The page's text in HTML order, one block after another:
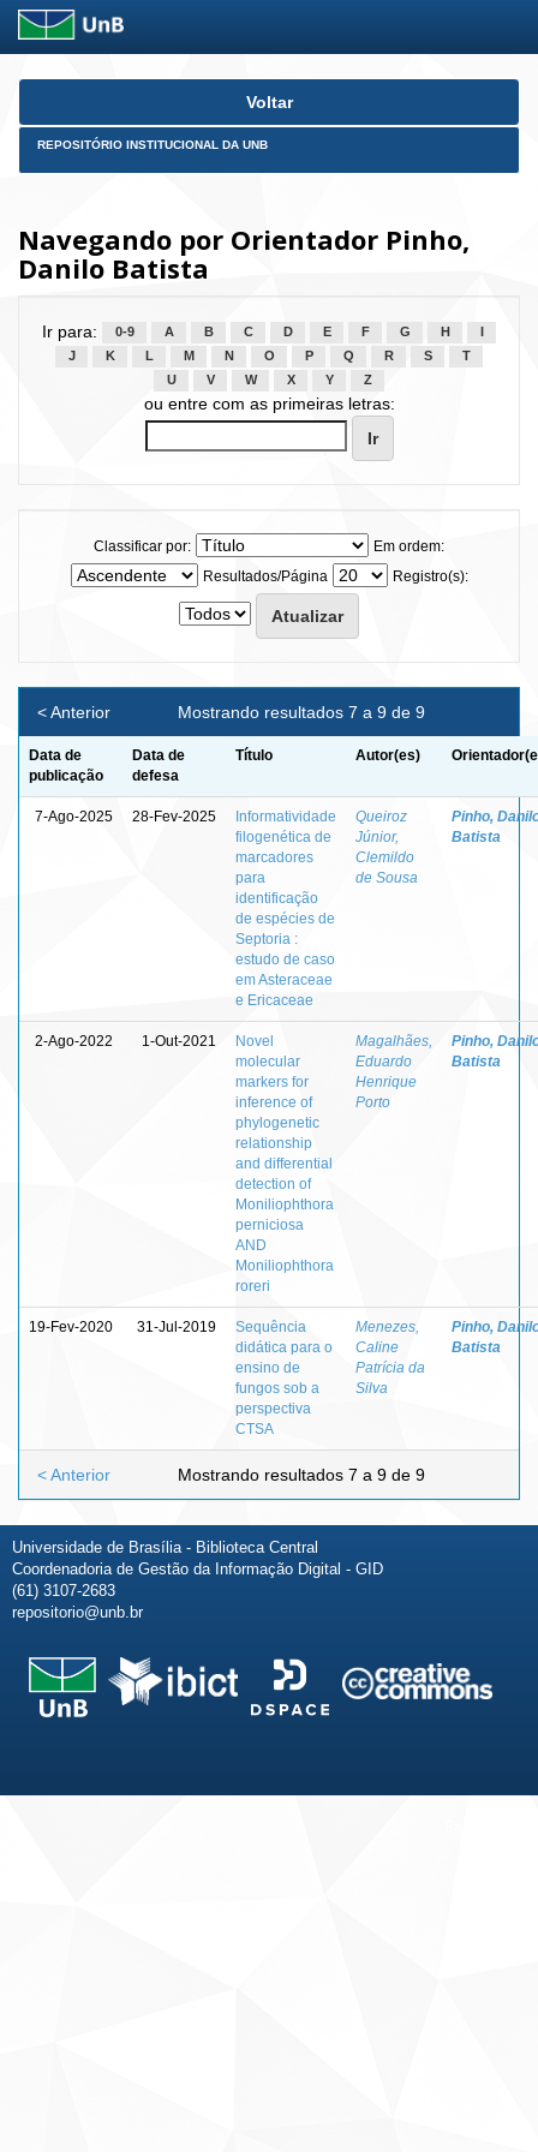
Skip
Voltar
REPOSITÓRIO INSTITUCIONAL DA UNB
Navegando por Orientador Pinho,
Danilo Batista
Ir para: 0-9 A B C D E F G H
J
K L M N O P Q R S
T
U
V W X Y Z
ou entre com as primeiras letras:
Classificar por:
Em ordem:
Resultados/Página
Registro(s):
Mostrando resultados 7 a 9 de 9
< Anterior
Data de
publicação
Data de
defesa
Título Autor(es)
7-Ago-2025 28-Fev-2025
Informatividade
filogenética de
marcadores
para
identificação
de espécies de
Septoria :
estudo de caso
em Asteraceae
e Ericaceae
Queiroz
Júnior,
Clemildo
de Sousa
Pinho,
Batista
2-Ago-2022 1-Out-2021
Novel
molecular
markers for
inference of
phylogenetic
relationship
and differential
detection of
Moniliophthora
perniciosa
AND
Moniliophthora
roreri
Magalhães,
Eduardo
Henrique
Porto
Pinho,
Batista
19-Fev-2020 31-Jul-2019
Sequência
didática para o
ensino de
fungos sob a
perspectiva
CTSA
Menezes,
Caline
Patrícia da
Silva
Pinho,
Batista
Mostrando resultados 7 a 9 de 9
< Anterior
Universidade de Brasília - Biblioteca Central
Coordenadoria de Gestão da Informação Digital - GID
(61) 3107-2683
repositorio@unb.br